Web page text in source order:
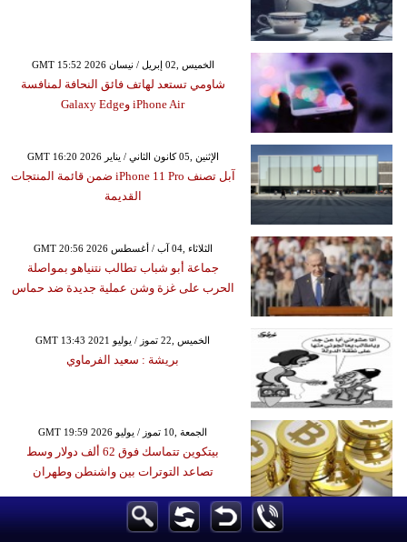
GMT 15:52 2026 الخميس ,02 إبريل / نيسان
شاومي تستعد لهاتف فائق النحافة لمنافسة
iPhone Air وGalaxy Edge
GMT 16:20 2026 الإثنين ,05 كانون الثاني / يناير
آبل تصنف iPhone 11 Pro ضمن قائمة المنتجات
القديمة
GMT 20:56 2026 الثلاثاء ,04 آب / أغسطس
جماعة أبو شباب تطالب نتنياهو بمواصلة
الحرب على غزة وشن عملية جديدة ضد حماس
GMT 13:43 2021 الخميس ,22 تموز / يوليو
بريشة : سعيد الفرماوي
GMT 19:59 2026 الجمعة ,10 تموز / يوليو
بيتكوين تتماسك فوق 62 ألف دولار وسط
تصاعد التوترات بين واشنطن وطهران
GMT 20:07 2020 الجمعة ,01 أيار / مايو